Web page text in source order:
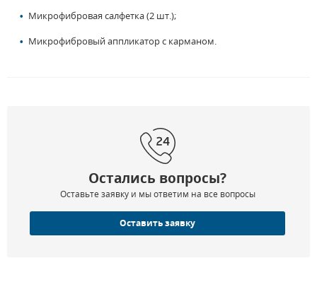
Микрофибровая салфетка (2 шт.);
Микрофибровый аппликатор с карманом.
Остались вопросы?
Оставьте заявку и мы ответим на все вопросы
Оставить заявку